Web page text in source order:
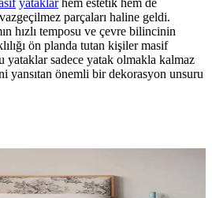
yataklarhem estetik hem de
parçaları haline geldi.
hızlı temposu ve çevre bilincinin
ön planda tutan kişiler masif
yataklar sadece yatak olmakla kalmaz
yansıtan önemli bir dekorasyon unsuru
ve Şıklığın
Seçenekler